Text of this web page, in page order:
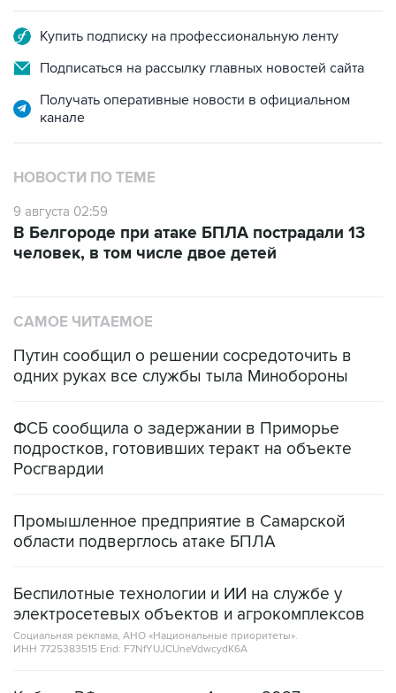
Купить подписку на профессиональную ленту
Подписаться на рассылку главных новостей сайта
Получать оперативные новости в официальном
канале
НОВОСТИ ПО ТЕМЕ
9 августа 02:59
В Белгороде при атаке БПЛА пострадали 13
человек, в том числе двое детей
САМОЕ ЧИТАЕМОЕ
Путин сообщил о решении сосредоточить в
одних руках все службы тыла Минобороны
ФСБ сообщила о задержании в Приморье
подростков, готовивших теракт на объекте
Росгвардии
Промышленное предприятие в Самарской
области подверглось атаке БПЛА
Беспилотные технологии и ИИ на службе у
электросетевых объектов и агрокомплексов
Социальная реклама, АНО «Национальные приоритеты».
ИНН 7725383515 Erid: F7NfYUJCUneVdwcydK6A